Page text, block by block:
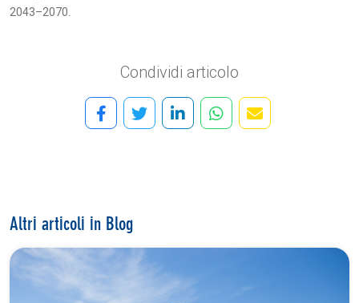
2043–2070.
Condividi articolo
Altri articoli in Blog